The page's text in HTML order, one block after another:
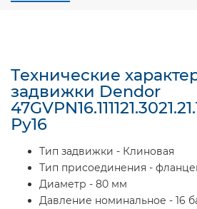
Технические
задвижки Dendor
Ру16
Тип задвижки - Клиновая
Тип присоединения -
Диаметр - 80 мм
Давление номинальное - 16